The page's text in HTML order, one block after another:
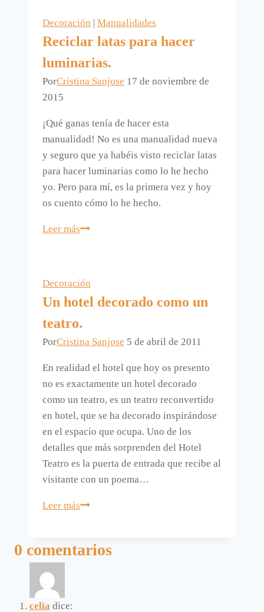
una
pizarra.
Decoración | Manualidades
Reciclar latas para hacer
luminarias.
PorCristina Sanjose 17 de noviembre de
2015
¡Qué ganas tenía de hacer esta
manualidad! No es una manualidad nueva
y seguro que ya habéis visto reciclar latas
para hacer luminarias como lo he hecho
yo. Pero para mí, es la primera vez y hoy
os cuento cómo lo he hecho.
Leer másReciclar
Decoración
Un hotel decorado como un
teatro.
PorCristina Sanjose 5 de abril de 2011
En realidad el hotel que hoy os presento
no es exactamente un hotel decorado
como un teatro, es un teatro reconvertido
en hotel, que se ha decorado inspirándose
en el espacio que ocupa. Uno de los
detalles que más sorprenden del Hotel
Teatro es la puerta de entrada que recibe al
visitante con un poema…
Leer másUn
como
0 comentarios
celia dice: